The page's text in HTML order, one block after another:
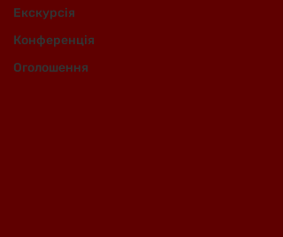
Екскурсія
Конференція
Оголошення